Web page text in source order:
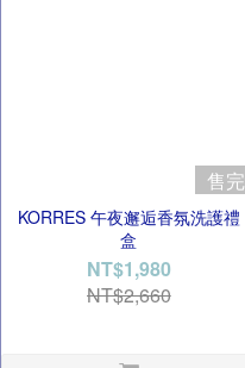
售完
KORRES 午夜邂逅香氛洗護禮
盒
NT$1,980
NT$2,660